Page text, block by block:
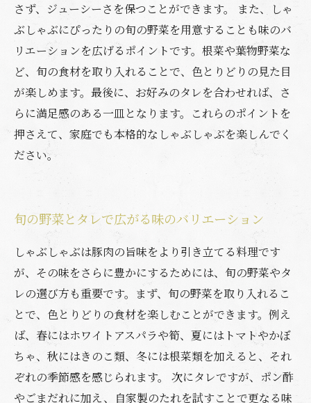
さず、ジューシーさを保つことができます。 また、しゃ
ぶしゃぶにぴったりの旬の野菜を用意することも味のバ
リエーションを広げるポイントです。根菜や葉物野菜な
ど、旬の食材を取り入れることで、色とりどりの見た目
が楽しめます。最後に、お好みのタレを合わせれば、さ
らに満足感のある一皿となります。これらのポイントを
押さえて、家庭でも本格的なしゃぶしゃぶを楽しんでく
ださい。
旬の野菜とタレで広がる味のバリエーション
しゃぶしゃぶは豚肉の旨味をより引き立てる料理です
が、その味をさらに豊かにするためには、旬の野菜やタ
レの選び方も重要です。まず、旬の野菜を取り入れるこ
とで、色とりどりの食材を楽しむことができます。例え
ば、春にはホワイトアスパラや筍、夏にはトマトやかぼ
ちゃ、秋にはきのこ類、冬には根菜類を加えると、それ
ぞれの季節感を感じられます。 次にタレですが、ポン酢
やごまだれに加え、自家製のたれを試すことで更なる味